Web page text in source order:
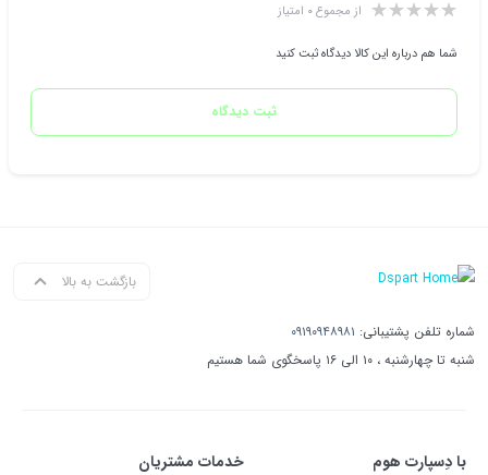
از مجموع ۰ امتیاز
شما هم درباره این کالا دیدگاه ثبت کنید
ثبت دیدگاه
بازگشت به بالا
شماره تلفن پشتیبانی: ۰۹۱۹۰۹۴۸۹۸۱
شنبه تا چهارشنبه ، ۱۰ الی ۱۶ پاسخگوی شما هستیم
با دِسپارت هوم خدمات مشتریان